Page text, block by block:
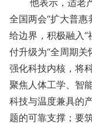
全国两会“扩大普
给边界，积极融入
付升级为“全周期
强化科技内核，将
聚焦人体工学、智
科技与温度兼具的
题的可靠支撑；要